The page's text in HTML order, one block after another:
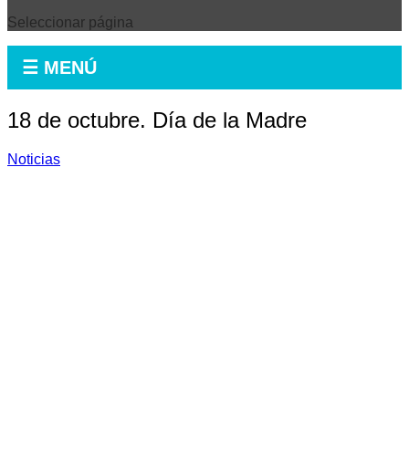
Seleccionar página
☰ MENÚ
18 de octubre. Día de la Madre
Noticias